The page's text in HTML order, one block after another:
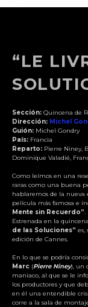
“LE
Sección: Quincena de
Dirección: Michel
Guión: Michel Gondry
País: Francia
Reparto: Pierre Niney,
Dominique Valadié,
Como leímos en una
raras como una buena
hablaremos de la nueva
película más famosa e
Mente sin Recuerdo”.
Estrenada en la
de las Soluciones” es,
edición de Cannes.
En lo que se podría
Marc (Pierre Niney), un
maniaco, al que se le
los productores y que
en él una entendible
corre a la sala de